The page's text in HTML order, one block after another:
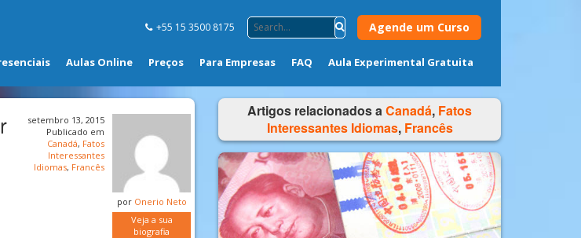
+55 15 3500 8175 Agende um Curso
Aulas Online Preços Para Empresas FAQ Aula Experimental Gratuita
por Onerio Neto
Veja a sua
biografia
setembro 13, 2015
Publicado em
Canadá, Fatos
Interessantes
Idiomas, Francês
Artigos relacionados aCanadá, Fatos
Interessantes Idiomas, Francês